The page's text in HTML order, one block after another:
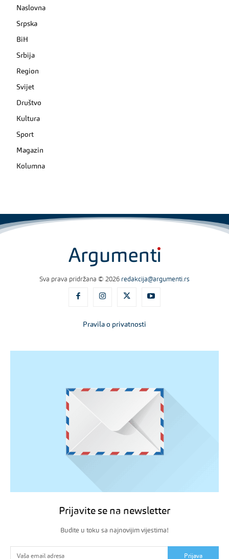
Naslovna
Srpska
BiH
Srbija
Region
Svijet
Društvo
Kultura
Sport
Magazin
Kolumna
Sva prava pridržana © 2026 redakcija@argumenti.rs
Pravila o privatnosti
Prijavite se na newsletter
Budite u toku sa najnovijim vijestima!
Prijava